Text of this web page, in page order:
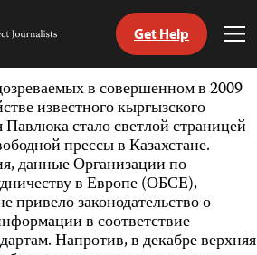
Get Help
в совершенном в 2009
известного кыргызского
Павлюкастало светлой страницей
прессы в Казахстане.
данные Организации по
в Европе (ОБСЕ),
привело законодательство о
в соответствие
Напротив, в декабре верхняя